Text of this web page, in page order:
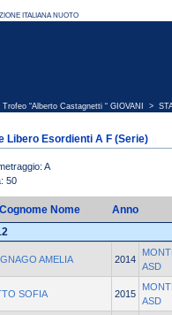
Trofeo “Alberto Castagnetti “ GIOVANI >
Libero Esordienti A F (Serie)
A
50
Cognome Nome Anno
AMELIA 2014
ASD
SOFIA 2015
ASD